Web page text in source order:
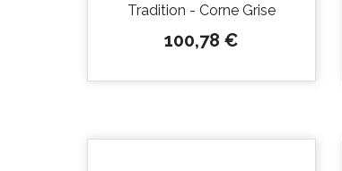
Tradition - Corne Grise
Prix
100,78 €